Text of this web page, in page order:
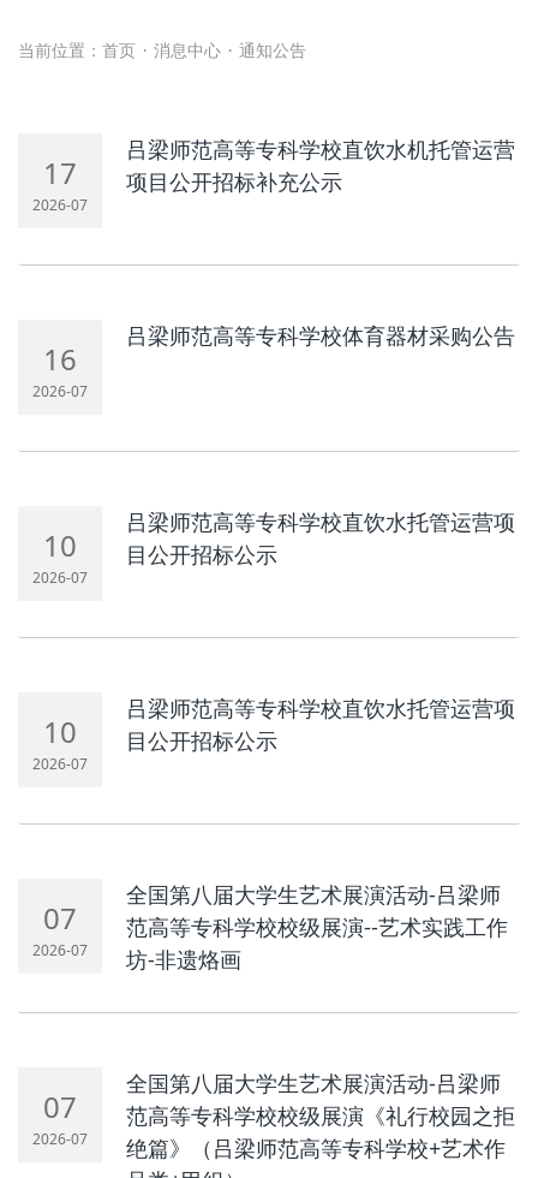
当前位置： 首页 · 消息中心 · 通知公告
17
2026-07
吕梁师范高等专科学校直饮水机托管运营
项目公开招标补充公示
16
2026-07
吕梁师范高等专科学校体育器材采购公告
10
2026-07
吕梁师范高等专科学校直饮水托管运营项
目公开招标公示
10
2026-07
吕梁师范高等专科学校直饮水托管运营项
目公开招标公示
07
2026-07
全国第八届大学生艺术展演活动-吕梁师
范高等专科学校校级展演--艺术实践工作
坊-非遗烙画
07
2026-07
全国第八届大学生艺术展演活动-吕梁师
范高等专科学校校级展演《礼行校园之拒
绝篇》（吕梁师范高等专科学校+艺术作